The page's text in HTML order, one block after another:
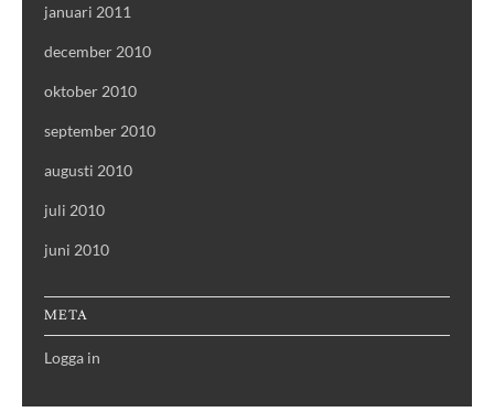
januari 2011
december 2010
oktober 2010
september 2010
augusti 2010
juli 2010
juni 2010
META
Logga in